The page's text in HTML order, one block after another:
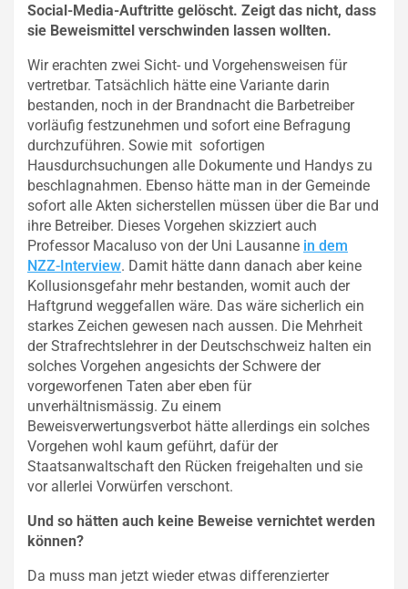
Social-Media-Auftritte gelöscht. Zeigt das nicht, dass
sie Beweismittel verschwinden lassen wollten.
Wir erachten zwei Sicht- und Vorgehensweisen für
vertretbar. Tatsächlich hätte eine Variante darin
bestanden, noch in der Brandnacht die Barbetreiber
vorläufig festzunehmen und sofort eine Befragung
durchzuführen. Sowie mit sofortigen
Hausdurchsuchungen alle Dokumente und Handys zu
beschlagnahmen. Ebenso hätte man in der Gemeinde
sofort alle Akten sicherstellen müssen über die Bar und
ihre Betreiber. Dieses Vorgehen skizziert auch
Professor Macaluso von der Uni Lausanne in dem
NZZ-Interview. Damit hätte dann danach aber keine
Kollusionsgefahr mehr bestanden, womit auch der
Haftgrund weggefallen wäre. Das wäre sicherlich ein
starkes Zeichen gewesen nach aussen. Die Mehrheit
der Strafrechtslehrer in der Deutschschweiz halten ein
solches Vorgehen angesichts der Schwere der
vorgeworfenen Taten aber eben für
unverhältnismässig. Zu einem
Beweisverwertungsverbot hätte allerdings ein solches
Vorgehen wohl kaum geführt, dafür der
Staatsanwaltschaft den Rücken freigehalten und sie
vor allerlei Vorwürfen verschont.
Und so hätten auch keine Beweise vernichtet werden
können?
Da muss man jetzt wieder etwas differenzierter